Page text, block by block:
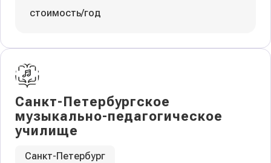
стоимость/год
Санкт-Петербургское
музыкально-педагогическое
училище
Санкт-Петербург